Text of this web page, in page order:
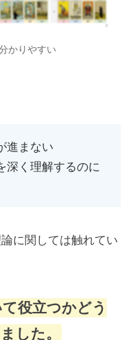
かりやすい
進まない
深く理解するのに
に関しては触れてい
役立つかどう
した。